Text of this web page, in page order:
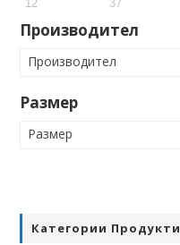
12 37
Производител
Производител
Размер
Размер
Категории Продукти